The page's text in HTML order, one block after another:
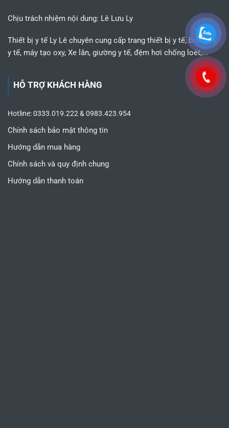
Chịu trách nhiệm nội dung: Lê Lưu Ly
Thiết bị y tế Ly Lê chuyên cung cấp trang thiết bị y tế, bình oxy
y tế, máy tạo oxy, Xe lăn, giường y tế, đệm hơi chống loét,...
HỖ TRỢ KHÁCH HÀNG
Hotline: 0333.019.222 & 0983.423.954
Chính sách bảo mật thông tin
Hướng dẫn mua hàng
Chính sách và quy định chung
Hướng dẫn thanh toán